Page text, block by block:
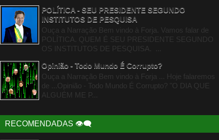
POLÍTICA - SEU PRESIDENTE SEGUNDO
INSTITUTOS DE PESQUISA
Ouça a Narração Bem vindo à Forja. Vamos falar de
POLÍTICA. QUEM É SEU PRESIDENTE SEGUNDO
OS INSTITUTOS DE PESQUISA. ...
Opinião - Todo Mundo É Corrupto?
Ouça a Narração Bem vindo à Forja ... Hoje falaremos
de ...Opinião - Todo Mundo É Corrupto? "O DIA QUE
ALGUÉM ME P...
RECOMENDADAS 👁‍🗨